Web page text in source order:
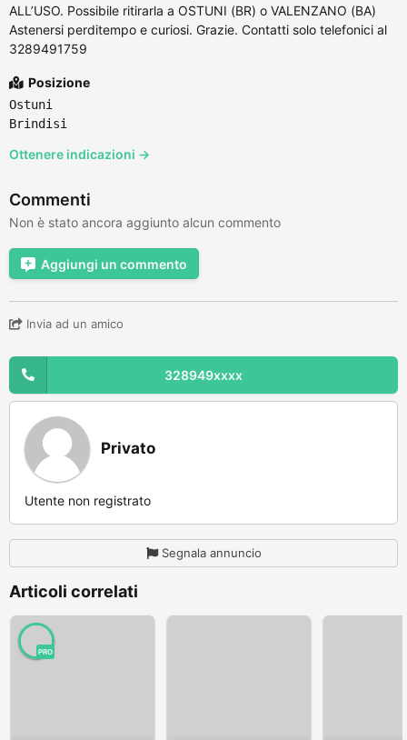
ALL’USO. Possibile ritirarla a OSTUNI (BR) o VALENZANO (BA)
Astenersi perditempo e curiosi. Grazie. Contatti solo telefonici al
3289491759
Posizione
Ostuni
Brindisi
Ottenere indicazioni →
Commenti
Non è stato ancora aggiunto alcun commento
Aggiungi un commento
Invia ad un amico
328949xxxx
Privato
Utente non registrato
Segnala annuncio
Articoli correlati
PRO